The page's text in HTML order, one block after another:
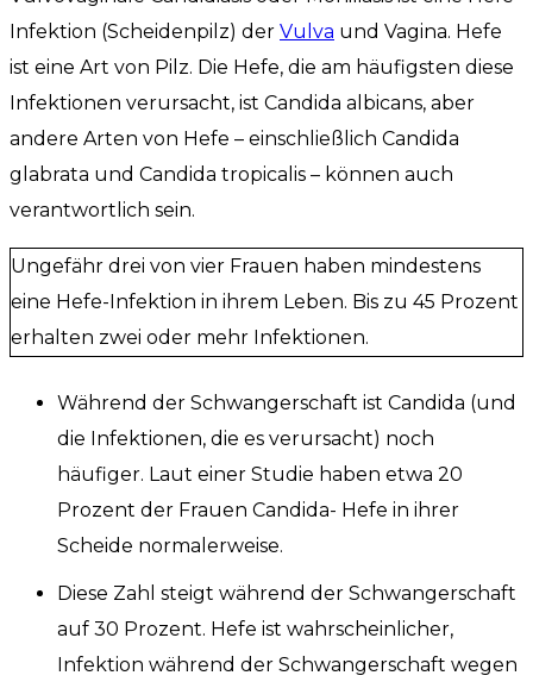
Infektion (Scheidenpilz) der Vulva und Vagina. Hefe
ist eine Art von Pilz. Die Hefe, die am häufigsten diese
Infektionen verursacht, ist Candida albicans, aber
andere Arten von Hefe – einschließlich Candida
glabrata und Candida tropicalis – können auch
verantwortlich sein.
Ungefähr drei von vier Frauen haben mindestens
eine Hefe-Infektion in ihrem Leben. Bis zu 45 Prozent
erhalten zwei oder mehr Infektionen.
Während der Schwangerschaft ist Candida (und
die Infektionen, die es verursacht) noch
häufiger. Laut einer Studie haben etwa 20
Prozent der Frauen Candida- Hefe in ihrer
Scheide normalerweise.
Diese Zahl steigt während der Schwangerschaft
auf 30 Prozent. Hefe ist wahrscheinlicher,
Infektion während der Schwangerschaft wegen